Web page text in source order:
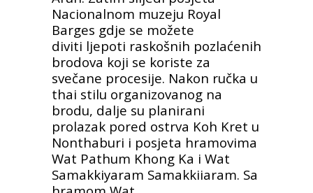
Nacionalnom muzeju Royal
Barges gdje se možete
diviti ljepoti raskošnih pozlaćenih
brodova koji se koriste za
svečane procesije. Nakon ručka u
thai stilu organizovanog na
brodu, dalje su planirani
prolazak pored ostrva Koh Kret u
Nonthaburi i posjeta hramovima
Wat Pathum Khong Ka i Wat
Samakkiyaram Samakkiiaram. Sa